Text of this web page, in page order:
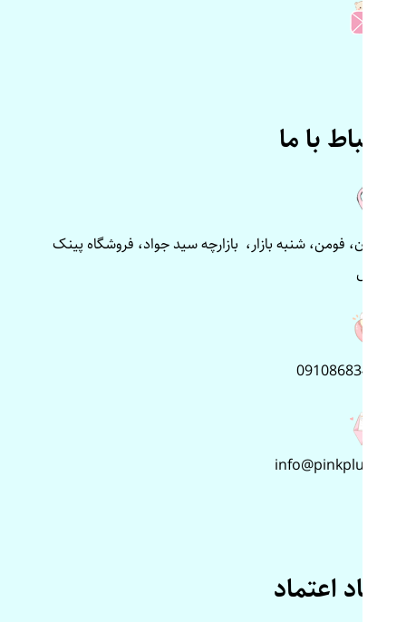
ارتباط با ما
گیلان، فومن، شنبه بازار، بازارچه سید جواد، فروشگاه پینک
پلاس
09108683499
info@pinkplus.ir
نماد اعتماد